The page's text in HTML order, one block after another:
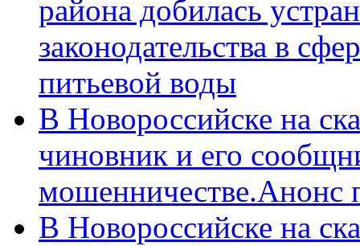
района добилась
законодательства в
питьевой воды
В Новороссийске на
чиновник и его
мошенничестве.Анонс
В Новороссийске на